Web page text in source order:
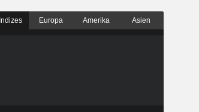
Indizes Europa Amerika Asien